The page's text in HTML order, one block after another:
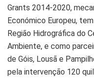
Grants 2014-2020,
Económico Europeu,
Região Hidrográfica do
Ambiente, e como
de Góis, Lousã e
pela intervenção 120